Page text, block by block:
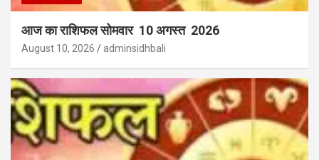
आज का राशिफल सोमवार 10 अगस्त 2026
August 10, 2026 adminsidhbali